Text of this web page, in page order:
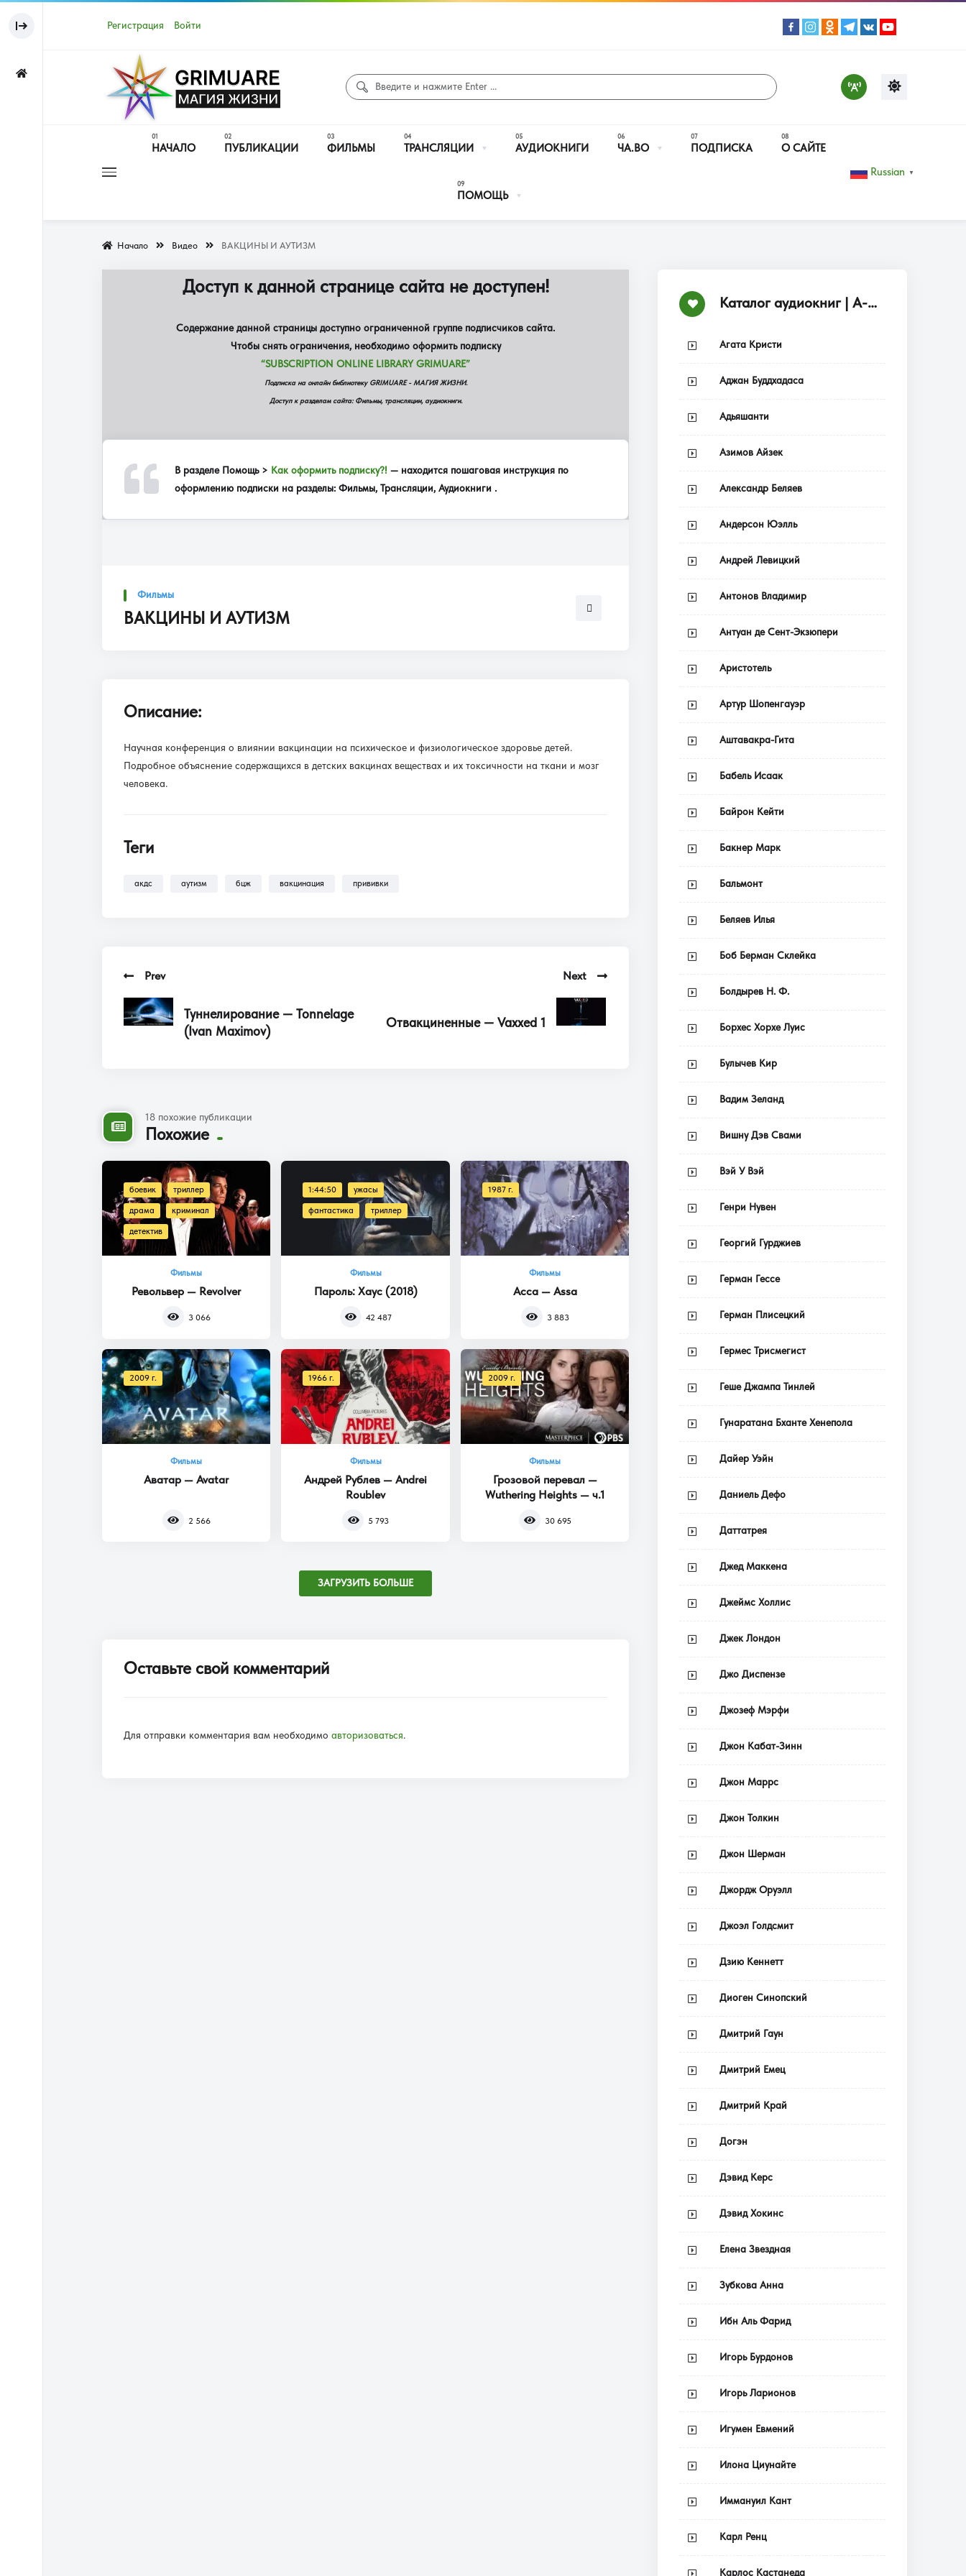
Регистрация Войти
НАЧАЛО ПУБЛИКАЦИИ ФИЛЬМЫ ТРАНСЛЯЦИИ АУДИОКНИГИ ЧА.ВО ПОДПИСКА О САЙТЕ
ПОМОЩЬ
Russian ▼
Начало Видео ВАКЦИНЫ И АУТИЗМ
Доступ к данной странице сайта не доступен!
Содержание данной страницы доступно ограниченной группе подписчиков сайта.
Чтобы снять ограничения, необходимо оформить подписку
“SUBSCRIPTION ONLINE LIBRARY GRIMUARE”
Подписка на онлайн библиотеку GRIMUARE - МАГИЯ ЖИЗНИ.
Доступ к разделам сайта: Фильмы, трансляции, аудиокниги.
В разделе Помощь > Как оформить подписку?! — находится пошаговая инструкция по
оформлению подписки на разделы: Фильмы, Трансляции, Аудиокниги .
Фильмы
ВАКЦИНЫ И АУТИЗМ
Описание:
Научная конференция о влиянии вакцинации на психическое и физиологическое здоровье детей.
Подробное объяснение содержащихся в детских вакцинах веществах и их токсичности на ткани и мозг
человека.
Теги
акдс аутизм бцж вакцинация прививки
Prev
Туннелирование — Tonnelage
(Ivan Maximov)
Next
Отвакциненные — Vaxxed 1
18 похожие публикации
Похожие
боевик триллер
драма криминал
детектив
Фильмы
Револьвер — Revolver
3 066
1:44:50 ужасы
фантастика триллер
Фильмы
Пароль: Хаус (2018)
42 487
1987 г.
Фильмы
Асса — Assa
3 883
2009 г.
Фильмы
Аватар — Avatar
2 566
1966 г.
Фильмы
Андрей Рублев — Andrei
Roublev
5 793
2009 г.
Фильмы
Грозовой перевал —
Wuthering Heights — ч.1
30 695
ЗАГРУЗИТЬ БОЛЬШЕ
Оставьте свой комментарий
Для отправки комментария вам необходимо авторизоваться.
Каталог аудиокниг | А-Я
Агата Кристи
Аджан Буддхадаса
Адьяшанти
Азимов Айзек
Александр Беляев
Андерсон Юэлль
Андрей Левицкий
Антонов Владимир
Антуан де Сент-Экзюпери
Аристотель
Артур Шопенгауэр
Аштавакра-Гита
Бабель Исаак
Байрон Кейти
Бакнер Марк
Бальмонт
Беляев Илья
Боб Берман Склейка
Болдырев Н. Ф.
Борхес Хорхе Луис
Булычев Кир
Вадим Зеланд
Вишну Дэв Свами
Вэй У Вэй
Генри Нувен
Георгий Гурджиев
Герман Гессе
Герман Плисецкий
Гермес Трисмегист
Геше Джампа Тинлей
Гунаратана Бханте Хенепола
Дайер Уэйн
Даниель Дефо
Даттатрея
Джед Маккена
Джеймс Холлис
Джек Лондон
Джо Диспензе
Джозеф Мэрфи
Джон Кабат-Зинн
Джон Маррс
Джон Толкин
Джон Шерман
Джордж Оруэлл
Джоэл Голдсмит
Дзию Кеннетт
Диоген Синопский
Дмитрий Гаун
Дмитрий Емец
Дмитрий Край
Догэн
Дэвид Керс
Дэвид Хокинс
Елена Звездная
Зубкова Анна
Ибн Аль Фарид
Игорь Бурдонов
Игорь Ларионов
Игумен Евмений
Илона Циунайте
Иммануил Кант
Карл Ренц
Карлос Кастанеда